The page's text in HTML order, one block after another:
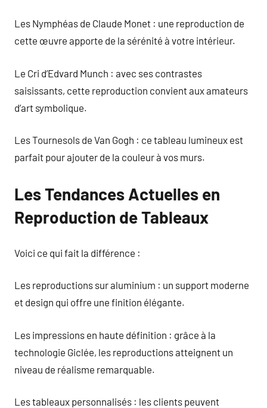
Les Nymphéas de Claude Monet : une reproduction de
cette œuvre apporte de la sérénité à votre intérieur.
Le Cri d’Edvard Munch : avec ses contrastes
saisissants, cette reproduction convient aux amateurs
d’art symbolique.
Les Tournesols de Van Gogh : ce tableau lumineux est
parfait pour ajouter de la couleur à vos murs.
Les Tendances Actuelles en
Reproduction de Tableaux
Voici ce qui fait la différence :
Les reproductions sur aluminium : un support moderne
et design qui offre une finition élégante.
Les impressions en haute définition : grâce à la
technologie Giclée, les reproductions atteignent un
niveau de réalisme remarquable.
Les tableaux personnalisés : les clients peuvent